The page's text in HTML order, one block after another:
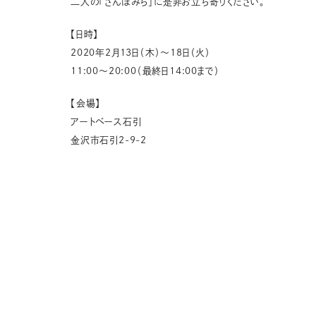
【日時】
2020年2月13日（木）～18日（火）
11:00～20:00（最終日14:00まで）
【会場】
アートベース石引
金沢市石引2-9-2